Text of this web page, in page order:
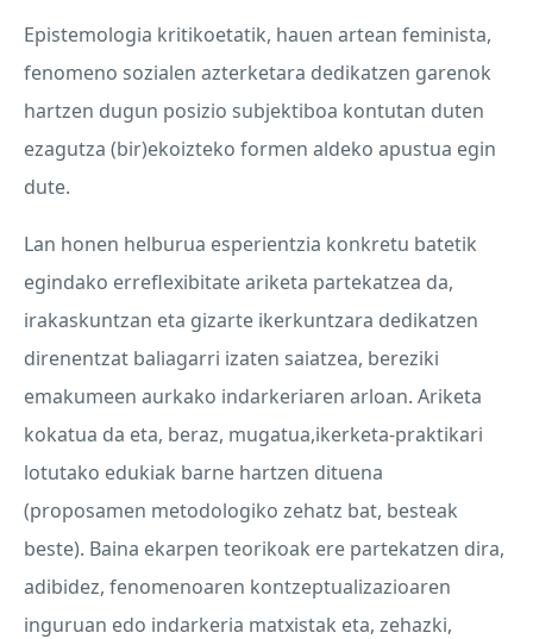
Epistemologia kritikoetatik, hauen artean feminista,
fenomeno sozialen azterketara dedikatzen garenok
hartzen dugun posizio subjektiboa kontutan duten
ezagutza (bir)ekoizteko formen aldeko apustua egin
dute.
Lan honen helburua esperientzia konkretu batetik
egindako erreflexibitate ariketa partekatzea da,
irakaskuntzan eta gizarte ikerkuntzara dedikatzen
direnentzat baliagarri izaten saiatzea, bereziki
emakumeen aurkako indarkeriaren arloan. Ariketa
kokatua da eta, beraz, mugatua,ikerketa-praktikari
lotutako edukiak barne hartzen dituena
(proposamen metodologiko zehatz bat, besteak
beste). Baina ekarpen teorikoak ere partekatzen dira,
adibidez, fenomenoaren kontzeptualizazioaren
inguruan edo indarkeria matxistak eta, zehazki,